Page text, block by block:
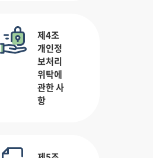
제4조
개인정
보처리
위탁에
관한 사
항